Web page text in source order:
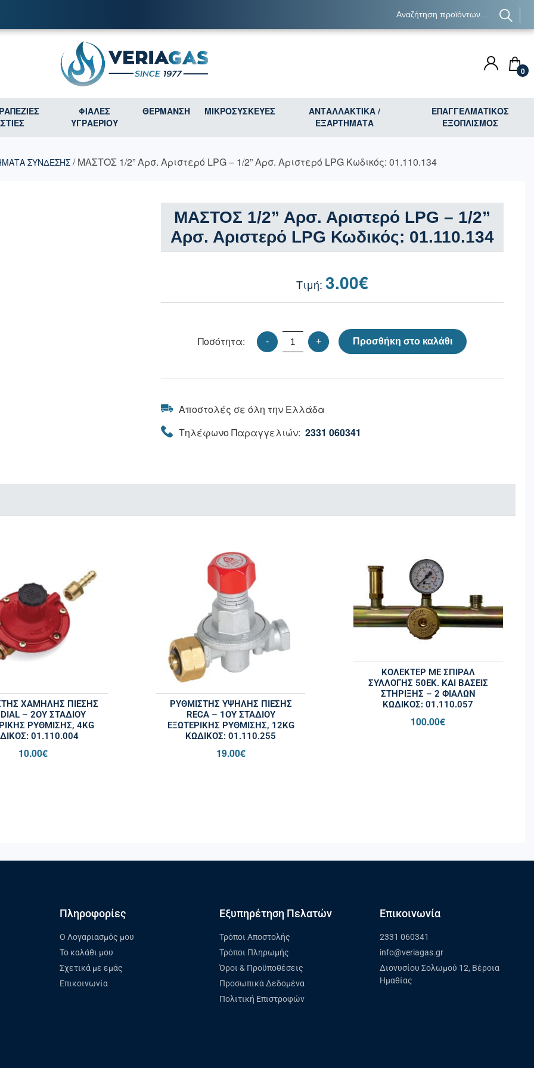
0
ΦΙΑΛΕΣ
ΥΓΡΑΕΡΙΟΥ
ΘΕΡΜΑΝΣΗ ΜΙΚΡΟΣΥΣΚΕΥΕΣ
ΑΝΤΑΛΛΑΚΤΙΚΑ /
ΕΞΑΡΤΗΜΑΤΑ
ΕΠΑΓΓΕΛΜΑΤΙΚΟΣ
ΕΞΟΠΛΙΣΜΟΣ
ΣΥΝΔΕΣΗΣ/ ΜΑΣΤΟΣ 1/2” Αρσ. Αριστερό LPG – 1/2” Αρσ. Αριστερό LPG Κωδικός: 01.110.134
ΜΑΣΤΟΣ 1/2” Αρσ. Αριστερό LPG – 1/2”
Αρσ. Αριστερό LPG Κωδικός: 01.110.134
3.00€
Ποσότητα: - + Προσθήκη στο καλάθι
Αποστολές σε όλη την Ελλάδα
Τηλέφωνο Παραγγελιών: 2331 060341
ΧΑΜΗΛΗΣ ΠΙΕΣΗΣ
– 2ΟΥ ΣΤΑΔΊΟΥ
ΡΎΘΜΙΣΗΣ, 4KG
01.110.004
10.00€
ΡΥΘΜΙΣΤΗΣ ΥΨΗΛΗΣ ΠΙΕΣΗΣ
RECA – 1ΟΥ ΣΤΑΔΊΟΥ
ΕΞΩΤΕΡΙΚΉΣ ΡΎΘΜΙΣΗΣ, 12KG
ΚΩΔΙΚΌΣ: 01.110.255
19.00€
ΚΟΛΕΚΤΕΡ ΜΕ ΣΠΙΡΑΛ
ΣΥΛΛΟΓΗΣ 50ΕΚ. ΚΑΙ ΒΑΣΕΙΣ
ΣΤΗΡΙΞΗΣ – 2 ΦΙΑΛΩΝ
ΚΩΔΙΚΌΣ: 01.110.057
100.00€
Πληροφορίες
Ο Λογαριασμός μου
Το καλάθι μου
Σχετικά με εμάς
Επικοινωνία
Εξυπηρέτηση Πελατών
Τρόποι Αποστολής
Τρόποι Πληρωμής
Όροι & Προϋποθέσεις
Προσωπικά Δεδομένα
Πολιτική Επιστροφών
Επικοινωνία
2331 060341
info@veriagas.gr
Διονυσίου Σολωμού 12, Βέροια
Ημαθίας